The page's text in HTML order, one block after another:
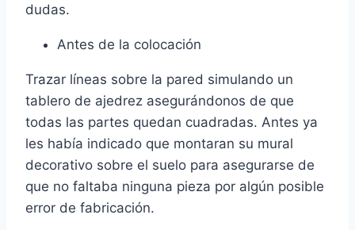
dudas.
Antes de la colocación
Trazar líneas sobre la pared simulando un
tablero de ajedrez asegurándonos de que
todas las partes quedan cuadradas. Antes ya
les había indicado que montaran su mural
decorativo sobre el suelo para asegurarse de
que no faltaba ninguna pieza por algún posible
error de fabricación.